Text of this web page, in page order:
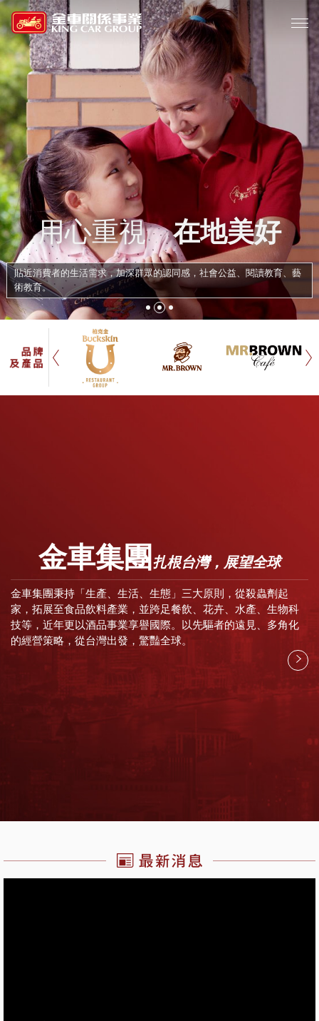
用心重視在地美好
貼近消費者的生活需求，加深群眾的認同感，社會公益、閱讀教育、藝
術教育。
金車集團扎根台灣，展望全球
金車集團秉持「生產、生活、生態」三大原則，從殺蟲劑起
家，拓展至食品飲料產業，並跨足餐飲、花卉、水產、生物科
技等，近年更以酒品事業享譽國際。以先驅者的遠見、多角化
的經營策略，從台灣出發，驚豔全球。